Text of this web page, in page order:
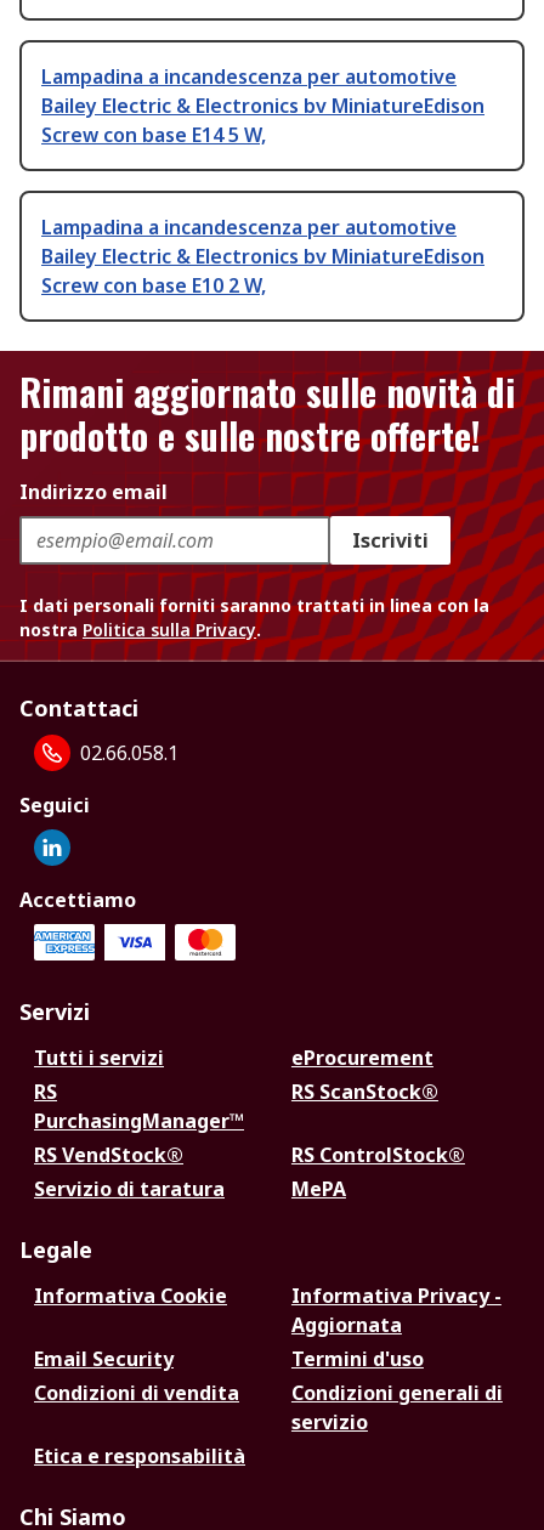
Lampadina a incandescenza per automotive
Bailey Electric & Electronics bv MiniatureEdison
Screw con base E14 5 W,
Lampadina a incandescenza per automotive
Bailey Electric & Electronics bv MiniatureEdison
Screw con base E10 2 W,
Rimani aggiornato sulle novità di
prodotto e sulle nostre offerte!
Indirizzo email
Iscriviti
I dati personali forniti saranno trattati in linea con la
nostra Politica sulla Privacy.
Contattaci
02.66.058.1
Seguici
Accettiamo
Servizi
Tutti i servizi
eProcurement
RS
PurchasingManager™
RS ScanStock®
RS VendStock®
RS ControlStock®
Servizio di taratura
MePA
Legale
Informativa Cookie
Informativa Privacy -
Aggiornata
Email Security
Termini d'uso
Condizioni di vendita
Condizioni generali di
servizio
Etica e responsabilità
Chi Siamo